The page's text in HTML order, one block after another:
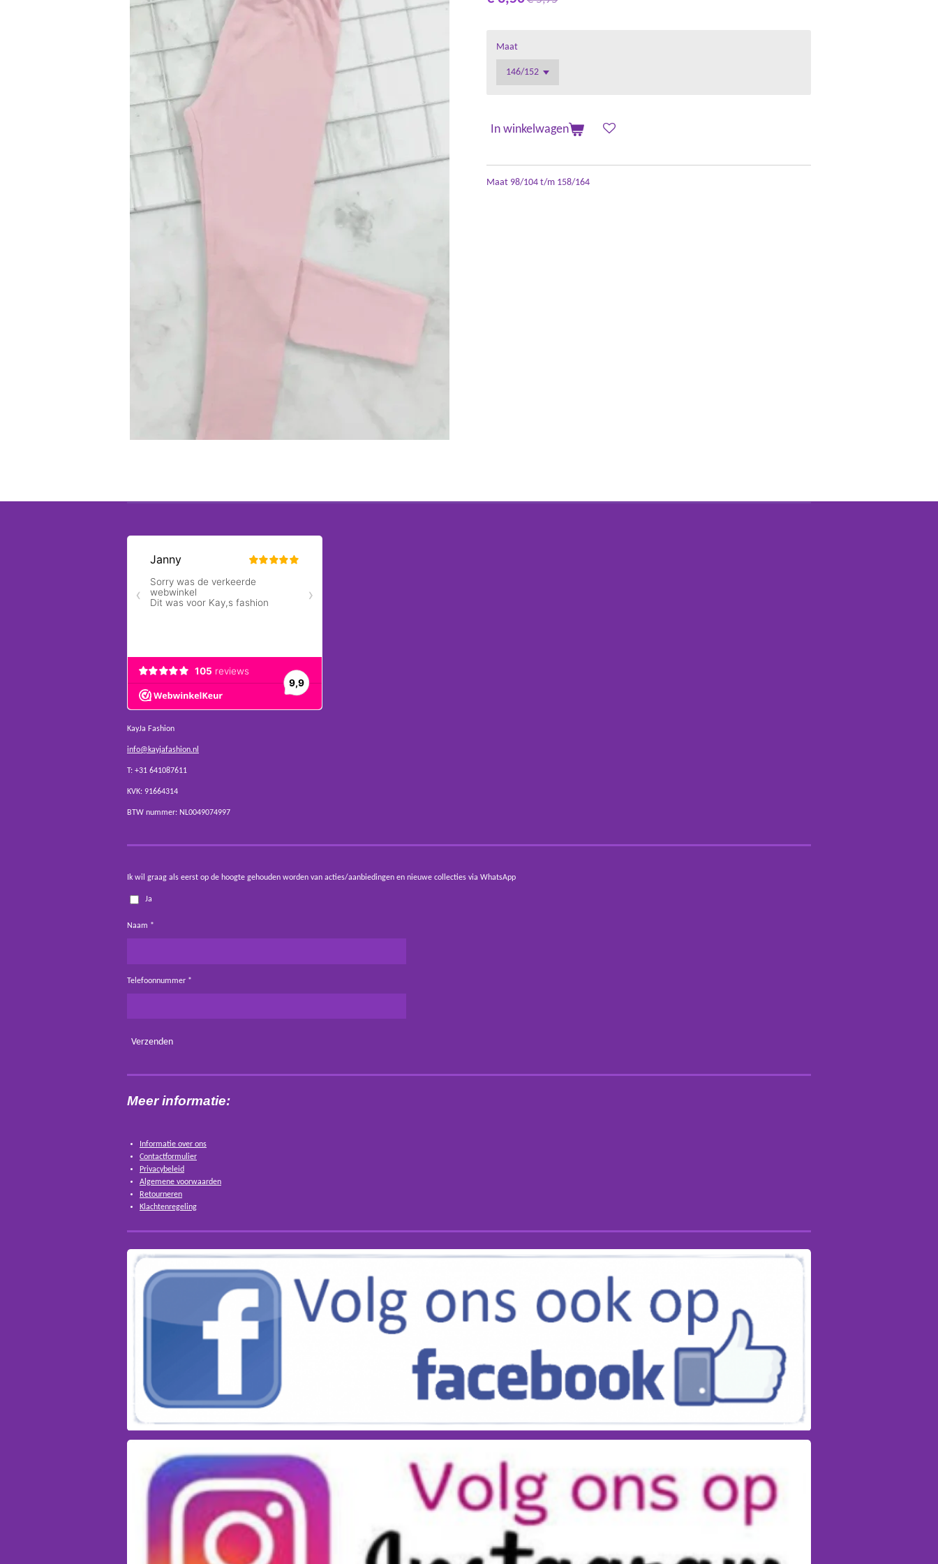
Maat
In winkelwagen
Maat 98/104 t/m 158/164
KayJa Fashion
info@kayjafashion.nl
T: +31 641087611
KVK: 91664314
BTW nummer: NL0049074997
Ik wil graag als eerst op de hoogte gehouden worden van acties/aanbiedingen en nieuwe collecties via WhatsApp
Ja
Naam *
Telefoonnummer *
Verzenden
Meer informatie:
Informatie over ons
Contactformulier
Privacybeleid
Algemene voorwaarden
Retourneren
Klachtenregeling